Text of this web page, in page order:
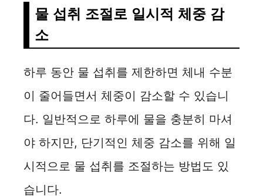
물 섭취 조절로 일시적 체중 감
소
하루 동안 물 섭취를 제한하면 체내 수분
이 줄어들면서 체중이 감소할 수 있습니
다. 일반적으로 하루에 물을 충분히 마셔
야 하지만, 단기적인 체중 감소를 위해 일
시적으로 물 섭취를 조절하는 방법도 있
습니다.